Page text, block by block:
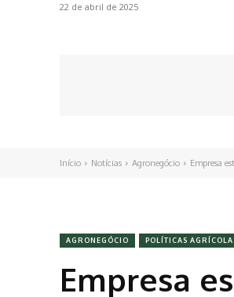
22 de abril de 2025